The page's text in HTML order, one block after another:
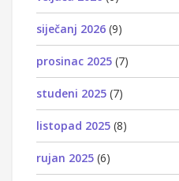
siječanj 2026 (9)
prosinac 2025 (7)
studeni 2025 (7)
listopad 2025 (8)
rujan 2025 (6)